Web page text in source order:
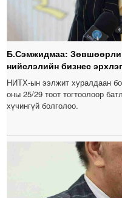
Б.Сэмжидмаа:
нийслэлийн бизнес
НИТХ-ын ээлжит хуралдаан
оны 25/29 тоот тогтоолоор
хүчингүй болголоо.